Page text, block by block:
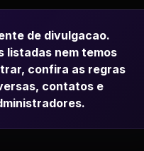
de divulgacao.
listadas nem temos
confira as regras
contatos e